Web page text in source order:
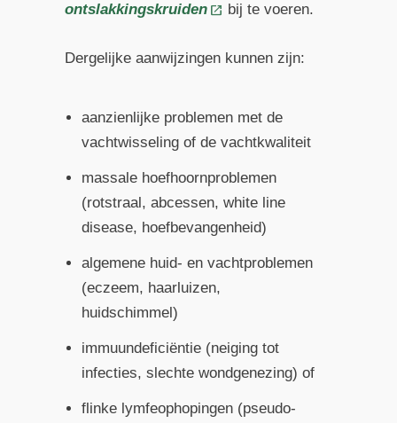
ontslakkingskruiden
bij te voeren.
Dergelijke aanwijzingen kunnen zijn:
aanzienlijke problemen met de
vachtwisseling of de vachtkwaliteit
massale hoefhoornproblemen
(rotstraal, abcessen, white line
disease, hoefbevangenheid)
algemene huid- en vachtproblemen
(eczeem, haarluizen,
huidschimmel)
immuundeficiëntie (neiging tot
infecties, slechte wondgenezing) of
flinke lymfeophopingen (pseudo-